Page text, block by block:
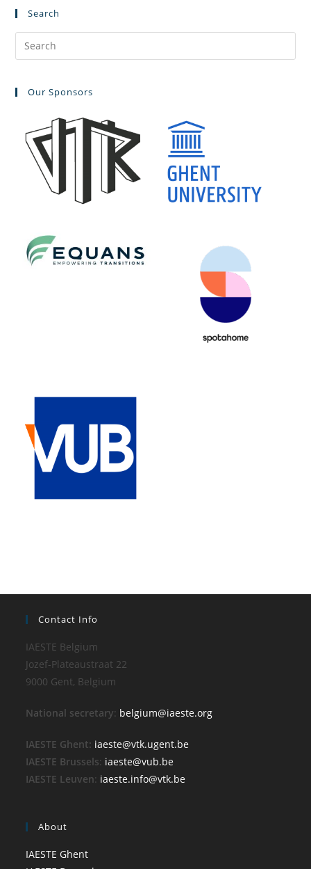
Search
Our Sponsors
Contact Info
IAESTE Belgium
Jozef-Plateaustraat 22
9000 Gent, Belgium
National secretary: belgium@iaeste.org
IAESTE Ghent: iaeste@vtk.ugent.be
IAESTE Brussels: iaeste@vub.be
IAESTE Leuven: iaeste.info@vtk.be
About
IAESTE Ghent